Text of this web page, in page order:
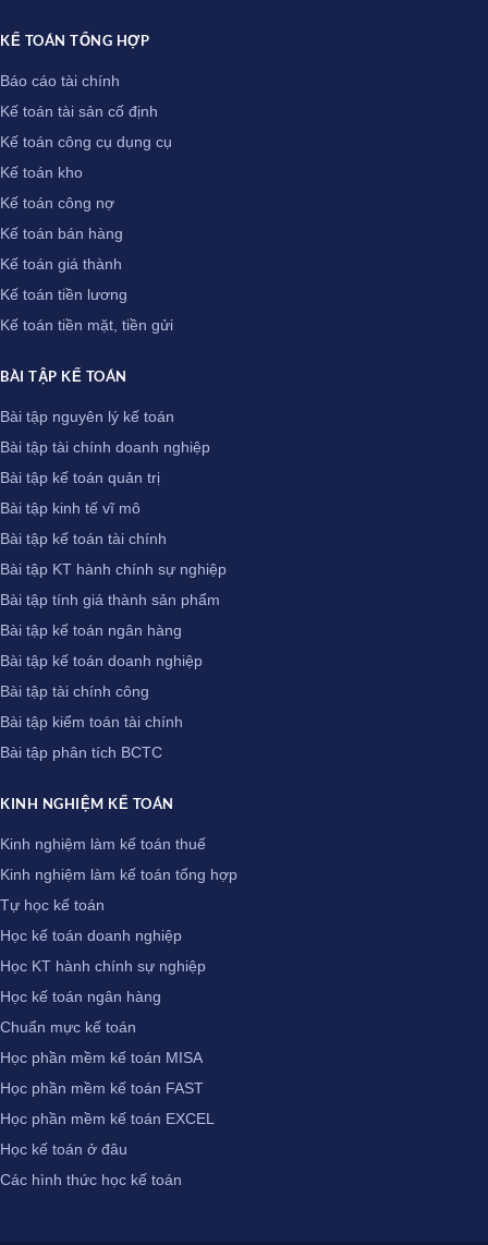
KẾ TOÁN TỔNG HỢP
Báo cáo tài chính
Kế toán tài sản cố định
Kế toán công cụ dụng cụ
Kế toán kho
Kế toán công nợ
Kế toán bán hàng
Kế toán giá thành
Kế toán tiền lương
Kế toán tiền mặt, tiền gửi
BÀI TẬP KẾ TOÁN
Bài tập nguyên lý kế toán
Bài tập tài chính doanh nghiệp
Bài tập kế toán quản trị
Bài tập kinh tế vĩ mô
Bài tập kế toán tài chính
Bài tập KT hành chính sự nghiệp
Bài tập tính giá thành sản phẩm
Bài tập kế toán ngân hàng
Bài tập kế toán doanh nghiệp
Bài tập tài chính công
Bài tập kiểm toán tài chính
Bài tập phân tích BCTC
KINH NGHIỆM KẾ TOÁN
Kinh nghiệm làm kế toán thuế
Kinh nghiệm làm kế toán tổng hợp
Tự học kế toán
Học kế toán doanh nghiệp
Học KT hành chính sự nghiệp
Học kế toán ngân hàng
Chuẩn mực kế toán
Học phần mềm kế toán MISA
Học phần mềm kế toán FAST
Học phần mềm kế toán EXCEL
Học kế toán ở đâu
Các hình thức học kế toán